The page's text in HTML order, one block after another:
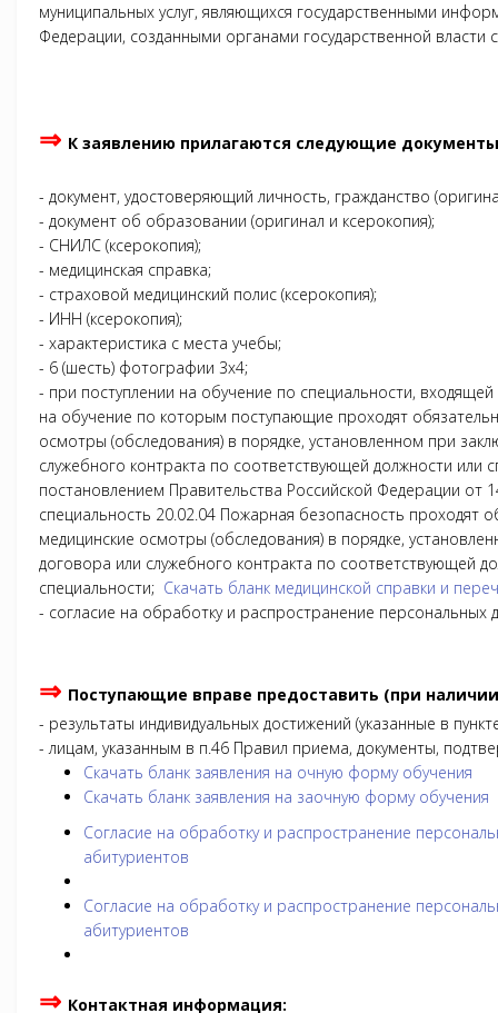
муниципальных услуг, являющихся государственными
Федерации, созданными органами государственной власти
⇒ К заявлению прилагаются следующие
- документ, удостоверяющий личность, гражданство
- документ об образовании (оригинал и ксерокопия);
- СНИЛС (ксерокопия);
- медицинская справка;
- страховой медицинский полис (ксерокопия);
- ИНН (ксерокопия);
- характеристика с места учебы;
- 6 (шесть) фотографии 3х4;
- при поступлении на обучение по специальности,
на обучение по которым поступающие проходят
осмотры (обследования) в порядке, установленном при
служебного контракта по соответствующей должности или
постановлением Правительства Российской Федерации от
специальность 20.02.04 Пожарная безопасность проходят
медицинские осмотры (обследования) в порядке,
договора или служебного контракта по соответствующей
специальности; Скачать бланк медицинской справки и
- согласие на обработку и распространение персональных
⇒ Поступающие вправе предоставить (при
- результаты индивидуальных достижений (указанные в
- лицам, указанным в п.46 Правил приема, документы,
Скачать бланк заявления на очную форму обучения
Скачать бланк заявления на заочную форму обучения
Согласие на обработку и распространение
абитуриентов
Согласие на обработку и распространение
абитуриентов
⇒ Контактная информация: